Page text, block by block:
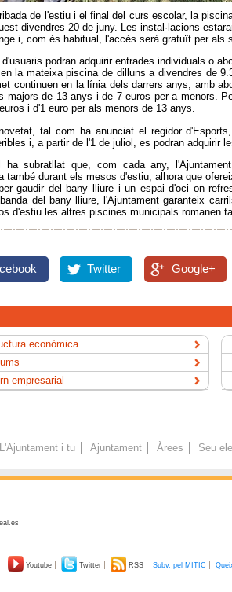
de l'estiu i el final del curs escolar, la
divendres 20 de juny. Les instal·lacions
i, com és habitual, l'accés serà gratuït per als
d'usuaris podran adquirir entrades individuals o
la mateixa piscina de dilluns a divendres de
continuen en la línia dels darrers anys, amb
majors de 13 anys i de 7 euros per a menors.
i d'1 euro per als menors de 13 anys.
tal com ha anunciat el regidor
i, a partir de l'1 de juliol, es podran adquirir
ha subratllat que, com cada any,
també durant els mesos d'estiu, alhora que
gaudir del bany lliure i un espai d'oci on
del bany lliure, l'Ajuntament garanteix
d'estiu les altres piscines municipals romanen
Twitter Google+
econòmica
empresarial
L'Ajuntament i tu Ajuntament Àrees Seu
Youtube Twitter RSS Subv. pel MITIC